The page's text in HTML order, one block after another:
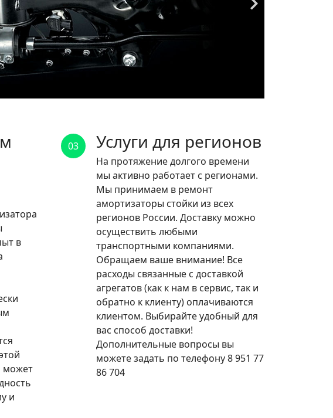
в
может
и
03 Услуги для регионов
На протяжение долгого времени
мы активно работает с регионами.
Мы принимаем в ремонт
амортизаторы стойки из всех
регионов России. Доставку можно
осуществить любыми
транспортными компаниями.
Обращаем ваше внимание! Все
расходы связанные с доставкой
агрегатов (как к нам в сервис, так и
обратно к клиенту) оплачиваются
клиентом. Выбирайте удобный для
вас способ доставки!
Дополнительные вопросы вы
можете задать по телефону 8 951 77
86 704